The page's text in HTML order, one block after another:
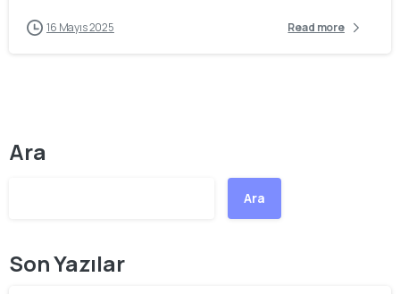
16 Mayıs 2025 Read more
Ara
Ara
Son Yazılar